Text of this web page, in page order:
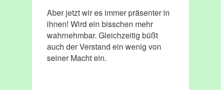
Aber jetzt wir es immer präsenter in
ihnen! Wird ein bisschen mehr
wahrnehmbar. Gleichzeitig büßt
auch der Verstand ein wenig von
seiner Macht ein.